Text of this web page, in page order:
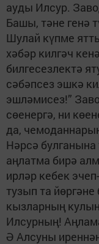
ауды Илсур.
Башы, тәне генә
Шулай күпме
хәбәр килгәч
билгесезлектә
сәбәпсез эшкә
эшләмисез!”
сөенергә, ни
да,
Нәрсә булганына
аңлатма бирә
ирләр кебек
тузып та
кызларның
Илсурның!
Ә Алсуны